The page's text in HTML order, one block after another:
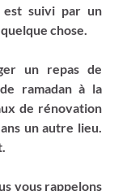
est suivi par un
chose.
un repas de
ramadan à la
de rénovation
un autre lieu.
vous rappelons